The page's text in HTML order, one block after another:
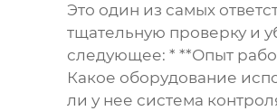
Это один из самых
тщательную проверку и
следующее: * **Опыт
Какое оборудование
ли у нее система